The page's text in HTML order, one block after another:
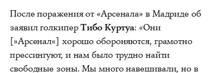
После поражения от «Арсенала» в Мадриде об
заявил голкиперТибо Куртуа: «Они
[»Арсенал«] хорошо обороняются, грамотно
прессингуют, и нам было трудно найти
свободные зоны. Мы много навешивали, но в